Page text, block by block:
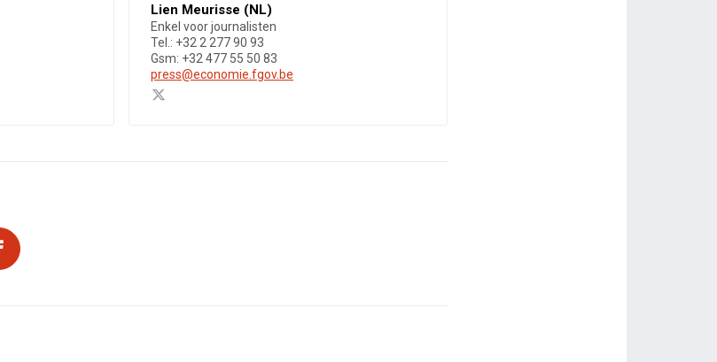
Lien Meurisse (NL)
Enkel voor journalisten
Tel.: +32 2 277 90 93
Gsm: +32 477 55 50 83
press@economie.fgov.be